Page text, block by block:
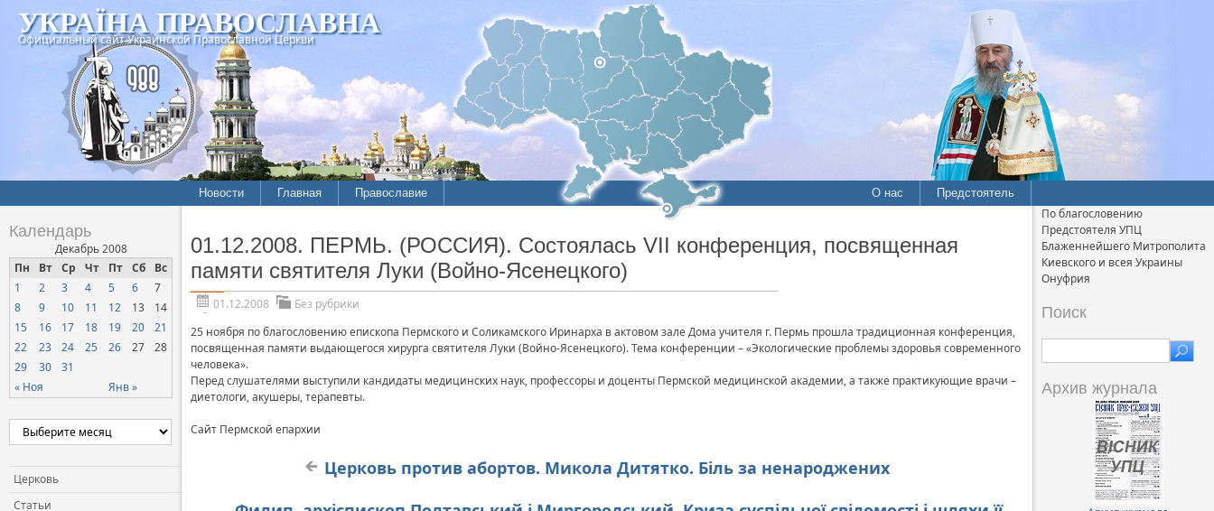
УКРАЇНА ПРАВОСЛАВНА
Официальный сайт Украинской Православной Церкви
Новости Главная Православие О нас Предстоятель
Календарь
Декабрь 2008
Пн
Вт Ср Чт Пт Сб Вс
« Ноя Янв »
1 2 3 4 5 6
7
8
9 10 11 12 13
14
15
16 17 18 19 20
21
22
23 24 25 26 27
28
29
30 31
Церковь
Статьи
01.12.2008. ПЕРМЬ. (РОССИЯ). Состоялась VII конференция, посвященная
памяти святителя Луки (Войно-Ясенецкого)
01.12.2008
Без рубрики
25 ноября по благословению епископа Пермского и Соликамского Иринарха в актовом зале Дома учителя г. Пермь прошла традиционная конференция,
посвященная памяти выдающегося хирурга святителя Луки (Войно-Ясенецкого). Тема конференции – «Экологические проблемы здоровья современного
человека».
Перед слушателями выступили кандидаты медицинских наук, профессоры и доценты Пермской медицинской академии, а также практикующие врачи –
диетологи, акушеры, терапевты.
Сайт Пермской епархии
Церковь против абортов. Микола Дитятко. Біль за ненароджених
По благословению
Предстоятеля УПЦ
Блаженнейшего Митрополита
Киевского и всея Украины
Онуфрия
Поиск
Архив журнала